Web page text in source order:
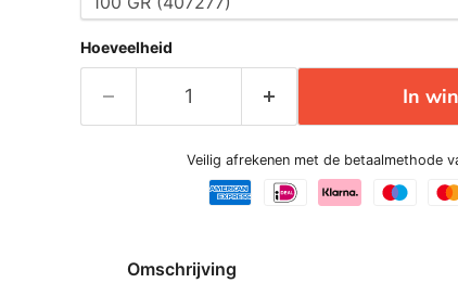
Hoeveelheid
In
Veilig afrekenen met de betaalmethode
Omschrijving